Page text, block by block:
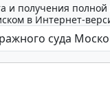
и получения
в Интернет-